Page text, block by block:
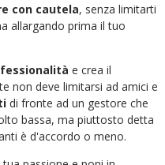
con cautela, senza limitarti
allargando prima il tuo
e crea il
non deve limitarsi ad amici e
di fronte ad un gestore che
bassa, ma piuttosto detta
è d'accordo o meno.